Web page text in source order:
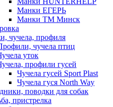
Манки ЕГЕРЬ
Манки ТМ Минск
чучела, профиля
чучела птиц
уток
профили гусей
Чучела гусей Sport Plast
Чучела гуся North Way
поводки для собак
пристрелка